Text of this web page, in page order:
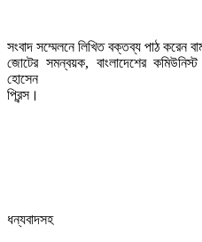
সংবাদ সম্মেলনে লিখিত বক্তব্য পাঠ করেন
জোটের সমন্বয়ক, বাংলাদেশের কমিউনিস্ট
হোসেন
প্রিন্স।
ধন্যবাদসহ